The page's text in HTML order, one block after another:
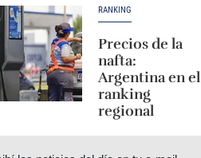
RANKING
Precios de la
nafta:
Argentina en el
ranking
regional